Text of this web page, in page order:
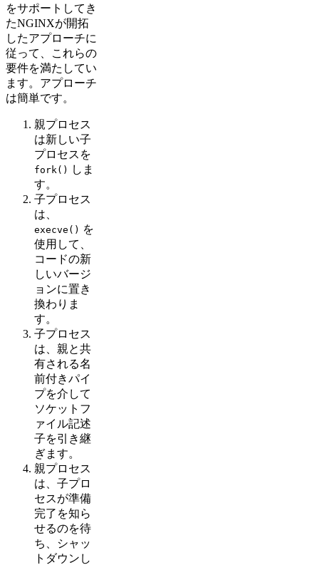
をサポートしてき
たNGINXが開拓
したアプローチに
従って、これらの
要件を満たしてい
ます。アプローチ
は簡単です。
親プロセス
は新しい子
プロセスを
fork()
しま
す。
子プロセス
は、
execve() を
使用して、
コードの新
しいバージ
ョンに置き
換わりま
す。
子プロセス
は、親と共
有される名
前付きパイ
プを介して
ソケットフ
ァイル記述
子を引き継
ぎます。
親プロセス
は、子プロ
セスが準備
完了を知ら
せるのを待
ち、シャッ
トダウンし